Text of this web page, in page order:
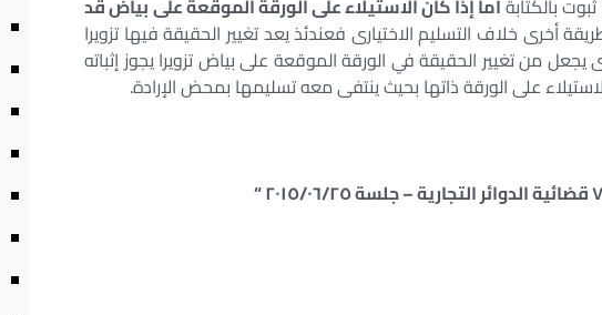
بالكتابةأما إذا كان الاستيلاء على الورقة الموقعة على بياض قد
أخرى خلاف التسليم الاختيارى فعندئذ يعد تغيير الحقيقة فيها تزويرا
يجعل من تغيير الحقيقة في الورقة الموقعة على بياض تزويرا يجوز إثباته
على الورقة ذاتها بحيث ينتفى معه تسليمها بمحض الإرادة.